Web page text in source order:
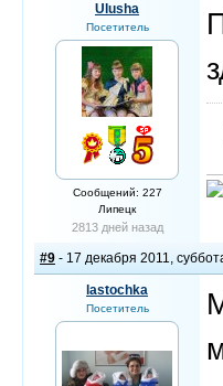
Ulusha
Посетитель
Сообщений: 227
Липецк
2813 дней назад
#9 - 17 декабря 2011,
lastochka
Посетитель